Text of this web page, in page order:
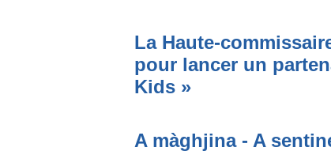
La Haute-
pour lancer un
Kids »
A màghjina - A